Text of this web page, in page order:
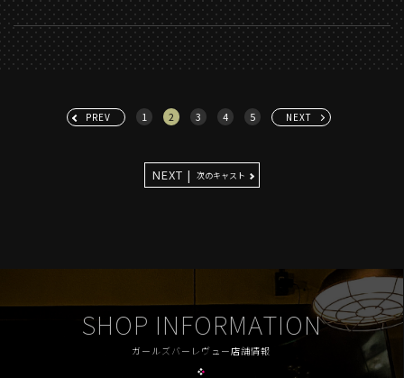
PREV 1 2 3 4 5 NEXT
NEXT | 次のキャスト
SHOP INFORMATION
ガールズバーレヴュー店舗情報